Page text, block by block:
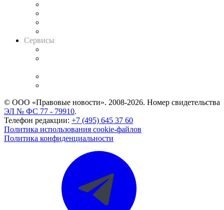
Сервисы
© ООО «Правовые новости». 2008-2026. Номер свидетельства
ЭЛ № ФС 77 - 79910.
Телефон редакции: +7 (495) 645 37 60
Политика использования cookie-файлов
Политика конфиденциальности